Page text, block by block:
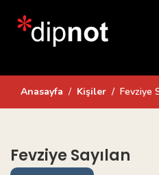
Anasayfa Kişiler Fevziye
Fevziye Sayılan